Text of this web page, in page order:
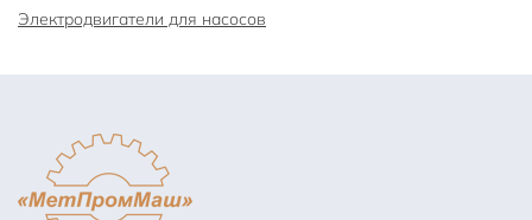
Электродвигатели для насосов